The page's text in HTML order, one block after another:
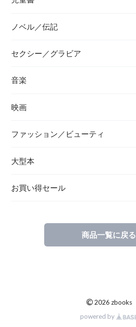
ノベル／伝記
セクシー／グラビア
音楽
映画
ファッション／ビューティ
大型本
お買い得セール
商品一覧に戻る
© 2026 zbooks
powered by